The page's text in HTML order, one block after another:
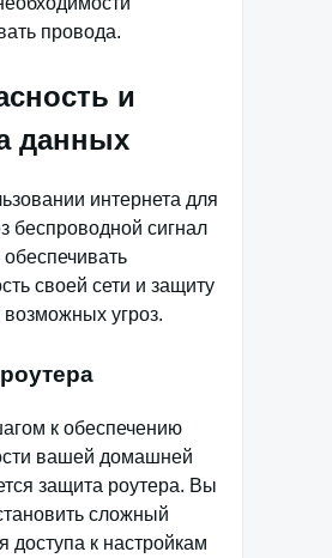
провода.
и
данных
интернета для
беспроводной сигнал
своей сети и защиту
угроз.
к обеспечению
вашей домашней
защита роутера. Вы
сложный
доступа к настройкам